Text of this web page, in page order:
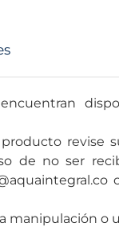
revise
de no ser
manipulación o